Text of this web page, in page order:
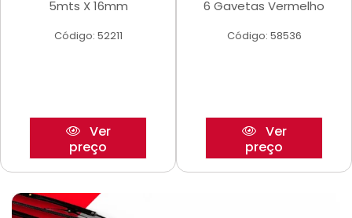
5mts X 16mm
Código: 52211
Ver
preço
6 Gavetas Vermelho
Código: 58536
Ver
preço